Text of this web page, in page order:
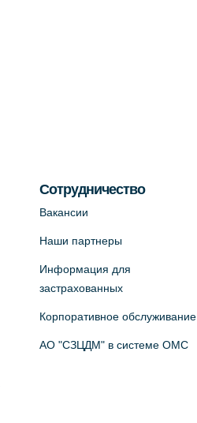
Сотрудничество
Вакансии
Наши партнеры
Информация для
застрахованных
Корпоративное обслуживание
АО "СЗЦДМ" в системе ОМС